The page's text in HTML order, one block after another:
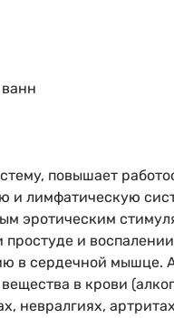
повышает
и лимфатическую
эротическим
простуде и
в сердечной мышце.
в крови
невралгиях,